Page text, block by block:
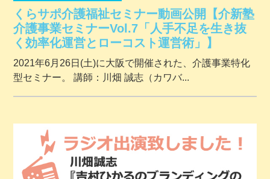
くらサポ介護福祉セミナー動画公開【介新塾
介護事業セミナーVol.7「人手不足を生き抜
く効率化運営とローコスト運営術」】
2021年6月26日(土)に大阪で開催された、介護事業特化
型セミナー。 講師：川畑 誠志（カワバ...